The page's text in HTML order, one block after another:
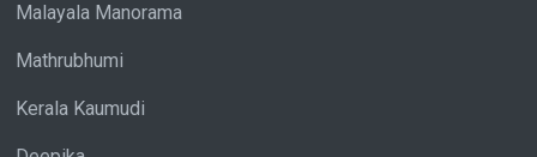
Malayala Manorama
Mathrubhumi
Kerala Kaumudi